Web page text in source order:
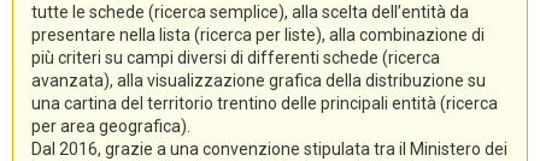
tutte le schede (ricerca semplice), alla scelta dell’entità da
presentare nella lista (ricerca per liste), alla combinazione di
più criteri su campi diversi di differenti schede (ricerca
avanzata), alla visualizzazione grafica della distribuzione su
una cartina del territorio trentino delle principali entità (ricerca
per area geografica).
Dal 2016, grazie a una convenzione stipulata tra il Ministero dei